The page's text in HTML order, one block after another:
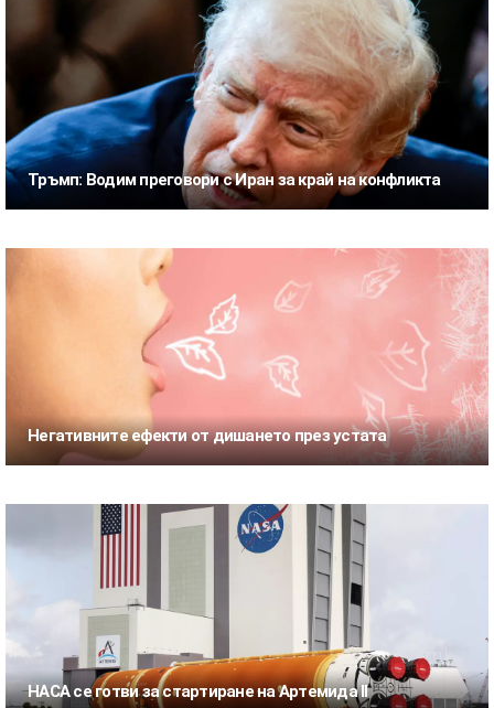
Тръмп: Водим преговори с Иран за край на конфликта
Негативните ефекти от дишането през устата
НАСА се готви за стартиране на Артемида II